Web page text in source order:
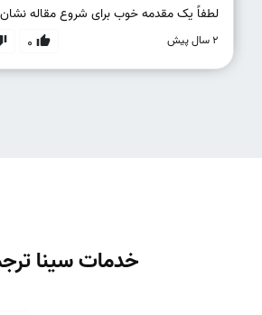
لطفاً یک مقدمه خوب برای شروع مقاله
2 سال پیش 0
خدمات سینا